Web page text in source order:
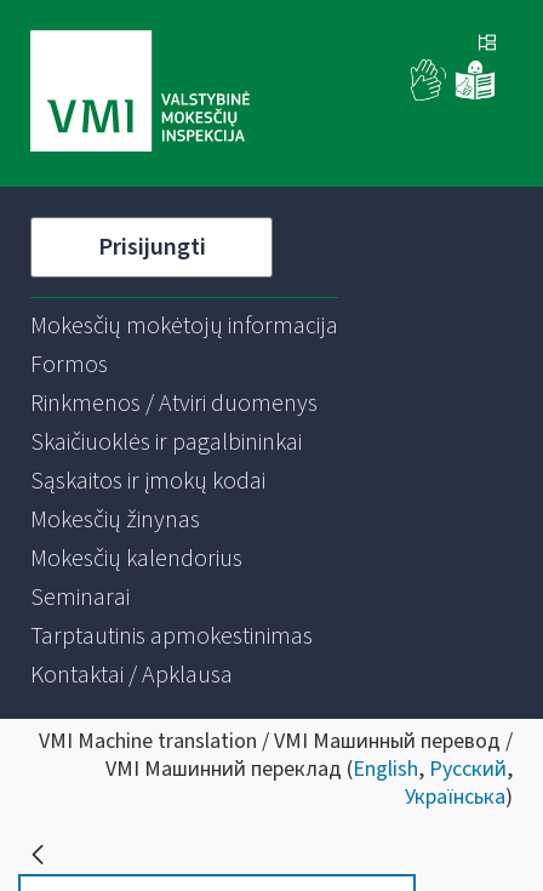
Prisijungti
Mokesčių mokėtojų informacija
Formos
Rinkmenos / Atviri duomenys
Skaičiuoklės ir pagalbininkai
Sąskaitos ir įmokų kodai
Mokesčių žinynas
Mokesčių kalendorius
Seminarai
Tarptautinis apmokestinimas
Kontaktai / Apklausa
VMI Machine translation / VMI Машинный перевод /
VMI Машинний переклад (English, Русский,
Українська)